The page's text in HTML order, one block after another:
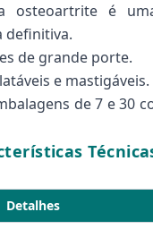
osteoartrite é
definitiva.
de grande porte.
e mastigáveis.
de 7 e 30
Detalhes